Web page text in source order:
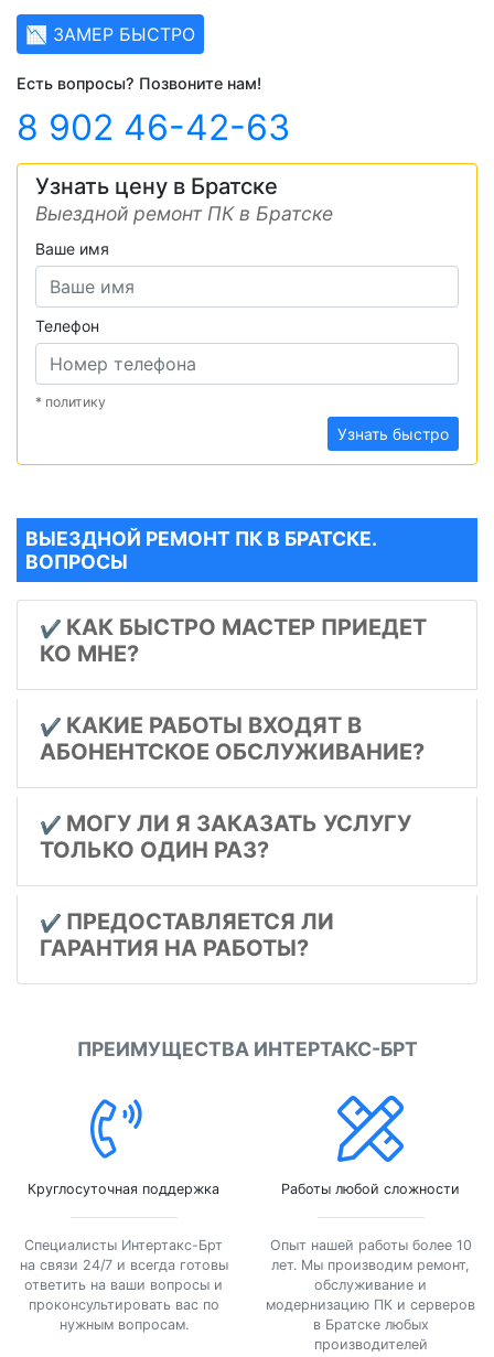
📉 ЗАМЕР БЫСТРО
Есть вопросы? Позвоните нам!
8 902 46-42-63
Узнать цену в Братске
Выездной ремонт ПК в Братске
Ваше имя
Телефон
* политику
Узнать быстро
ВЫЕЗДНОЙ РЕМОНТ ПК В БРАТСКЕ.
ВОПРОСЫ
✔️ КАК БЫСТРО МАСТЕР ПРИЕДЕТ
КО МНЕ?
✔️ КАКИЕ РАБОТЫ ВХОДЯТ В
АБОНЕНТСКОЕ ОБСЛУЖИВАНИЕ?
✔️ МОГУ ЛИ Я ЗАКАЗАТЬ УСЛУГУ
ТОЛЬКО ОДИН РАЗ?
✔️ ПРЕДОСТАВЛЯЕТСЯ ЛИ
ГАРАНТИЯ НА РАБОТЫ?
ПРЕИМУЩЕСТВА ИНТЕРТАКС-БРТ
Круглосуточная поддержка
Специалисты Интертакс-Брт
на связи 24/7 и всегда готовы
ответить на ваши вопросы и
проконсультировать вас по
нужным вопросам.
Работы любой сложности
Опыт нашей работы более 10
лет. Мы производим ремонт,
обслуживание и
модернизацию ПК и серверов
в Братске любых
производителей